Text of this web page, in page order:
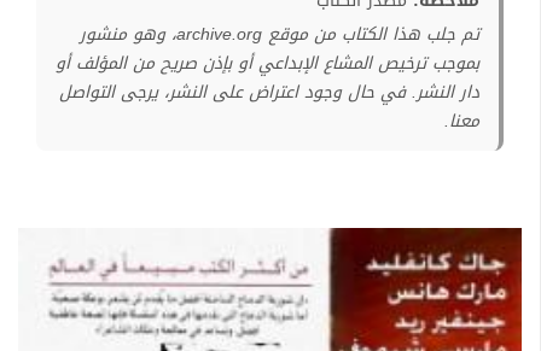
تم جلب هذا الكتاب من موقع archive.org، وهو منشور
بموجب ترخيص المشاع الإبداعي أو بإذن صريح من المؤلف أو
دار النشر. في حال وجود اعتراض على النشر، يرجى التواصل
معنا.